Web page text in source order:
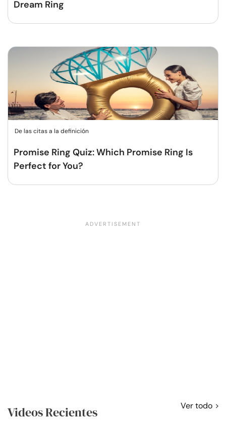
Dream Ring
De las citas a la definición
Promise Ring Quiz: Which Promise Ring Is
Perfect for You?
Videos Recientes Ver todo